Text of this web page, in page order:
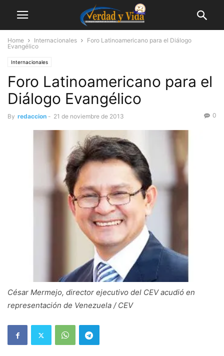
Home Internacionales
Foro Latinoamericano para el Diálogo
Evangélico
Internacionales
Foro Latinoamericano para el
Diálogo Evangélico
By redaccion - 21 de noviembre de 2013 0
César Mermejo, director ejecutivo del CEV acudió en
representación de Venezuela / CEV